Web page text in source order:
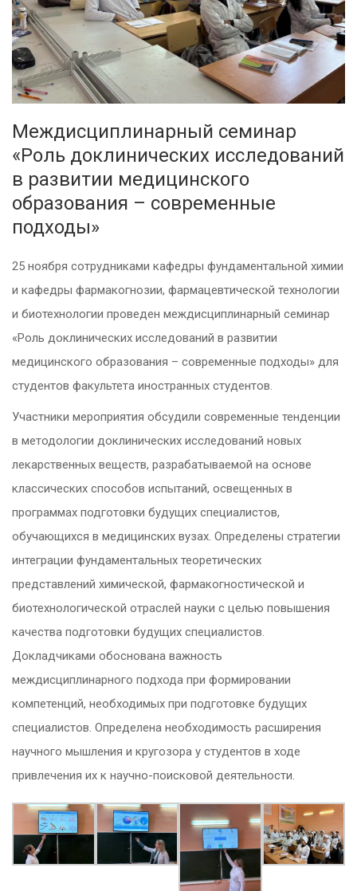
Междисциплинарный семинар
«Роль доклинических исследований
в развитии медицинского
образования – современные
подходы»
25 ноября сотрудниками кафедры фундаментальной химии
и кафедры фармакогнозии, фармацевтической технологии
и биотехнологии проведен междисциплинарный семинар
«Роль доклинических исследований в развитии
медицинского образования – современные подходы» для
студентов факультета иностранных студентов.
Участники мероприятия обсудили современные тенденции
в методологии доклинических исследований новых
лекарственных веществ, разрабатываемой на основе
классических способов испытаний, освещенных в
программах подготовки будущих специалистов,
обучающихся в медицинских вузах. Определены стратегии
интеграции фундаментальных теоретических
представлений химической, фармакогностической и
биотехнологической отраслей науки с целью повышения
качества подготовки будущих специалистов.
Докладчиками обоснована важность
междисциплинарного подхода при формировании
компетенций, необходимых при подготовке будущих
специалистов. Определена необходимость расширения
научного мышления и кругозора у студентов в ходе
привлечения их к научно-поисковой деятельности.